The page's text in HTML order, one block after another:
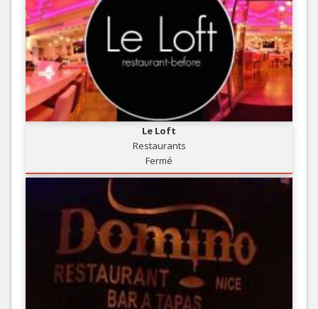
Le Loft
Restaurants
Fermé